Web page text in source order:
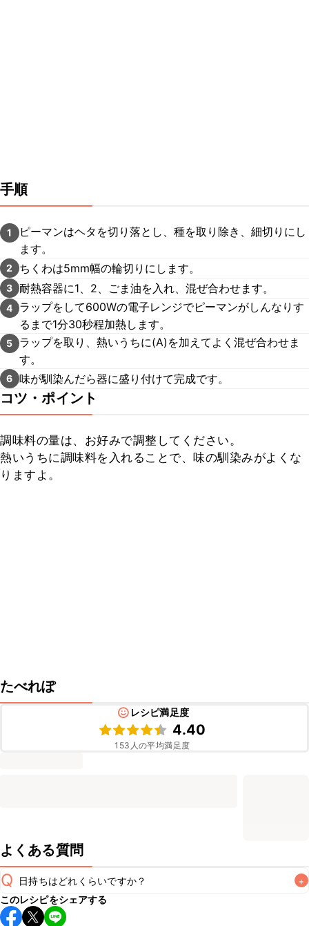
手順
1
ピーマンはヘタを切り落とし、種を取り除き、細切りにし
ます。
2 ちくわは5mm幅の輪切りにします。
3 耐熱容器に1、2、ごま油を入れ、混ぜ合わせます。
4
ラップをして600Wの電子レンジでピーマンがしんなりす
るまで1分30秒程加熱します。
5
ラップを取り、熱いうちに(A)を加えてよく混ぜ合わせま
す。
6 味が馴染んだら器に盛り付けて完成です。
コツ・ポイント
調味料の量は、お好みで調整してください。
熱いうちに調味料を入れることで、味の馴染みがよくな
りますよ。
たべれぽ
レシピ満足度
4.40
153 人の平均満足度
よくある質問
Q 日持ちはどれくらいですか？ +
保存期間は冷蔵で翌日中が目安です。なるべくお早めにお召
このレシピをシェアする